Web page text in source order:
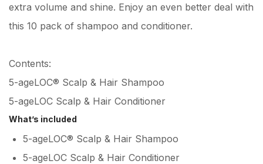
extra volume and shine. Enjoy an even better deal with
this 10 pack of shampoo and conditioner.
Contents:
5-ageLOC® Scalp & Hair Shampoo
5-ageLOC Scalp & Hair Conditioner
What’s included
5-ageLOC® Scalp & Hair Shampoo
5-ageLOC Scalp & Hair Conditioner